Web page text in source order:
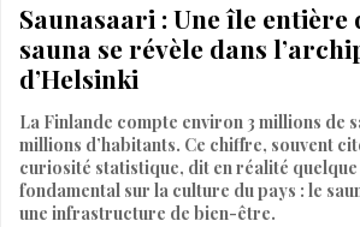
Saunasaari : Une île entière
sauna se révèle dans
d’Helsinki
La Finlande compte environ 3 millions de
millions d’habitants. Ce chiffre, souvent
curiosité statistique, dit en réalité quelque
fondamental sur la culture du pays : le
une infrastructure de bien-être.